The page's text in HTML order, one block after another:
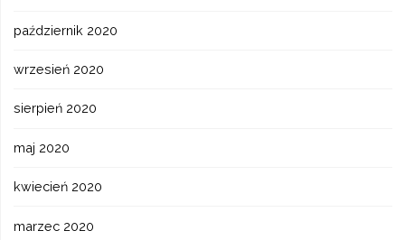
październik 2020
wrzesień 2020
sierpień 2020
maj 2020
kwiecień 2020
marzec 2020